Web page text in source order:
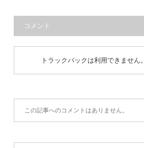
コメント
トラックバックは利用できません。
この記事へのコメントはありません。